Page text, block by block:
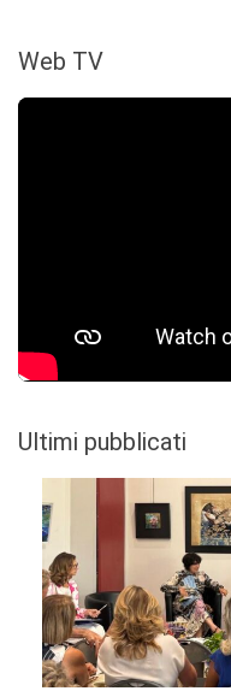
Web TV
Ultimi pubblicati